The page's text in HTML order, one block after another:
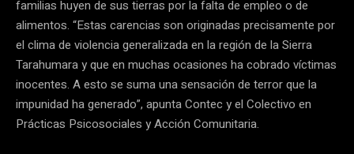
familias huyen de sus tierras por la falta de empleo o de
alimentos. “Estas carencias son originadas precisamente por
el clima de violencia generalizada en la región de la Sierra
Tarahumara y que en muchas ocasiones ha cobrado víctimas
inocentes. A esto se suma una sensación de terror que la
impunidad ha generado”, apunta Contec y el Colectivo en
Prácticas Psicosociales y Acción Comunitaria.